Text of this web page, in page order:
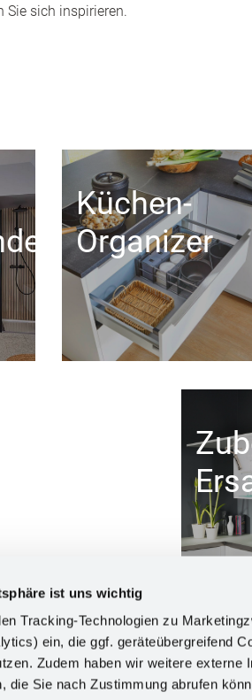
ist uns wichtig
Tracking-Technologien zu
ein, die ggf. geräteübergreifend
Zudem haben wir weitere externe
die Sie nach Zustimmung abrufen
Sie sich inspirieren.
Küchen-
Organizer